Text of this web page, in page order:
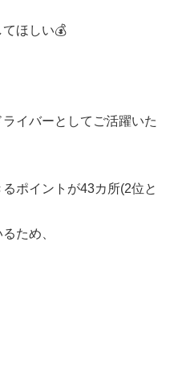
てほしい💰
イバーとしてご活躍いた
ポイントが43カ所(2位と
ため、